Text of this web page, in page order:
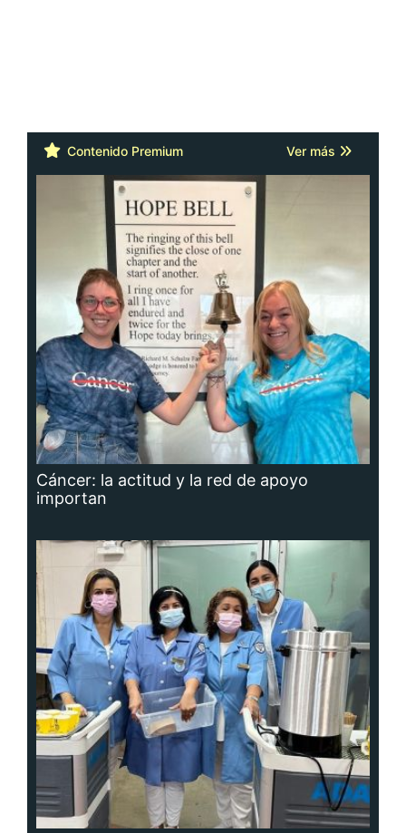
Contenido Premium Ver más
Cáncer: la actitud y la red de apoyo
importan